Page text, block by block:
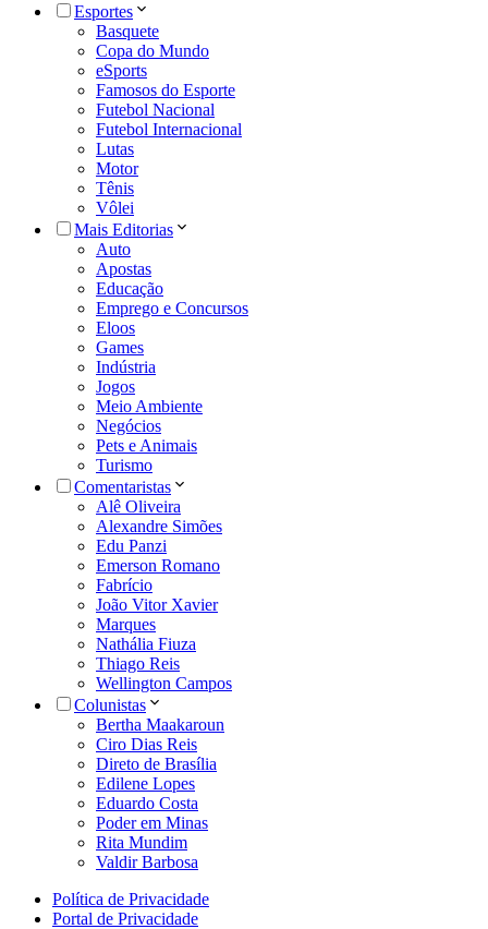
Esportes
Basquete
Copa do Mundo
eSports
Famosos do Esporte
Futebol Nacional
Futebol Internacional
Lutas
Motor
Tênis
Vôlei
Mais Editorias
Auto
Apostas
Educação
Emprego e Concursos
Eloos
Games
Indústria
Jogos
Meio Ambiente
Negócios
Pets e Animais
Turismo
Comentaristas
Alê Oliveira
Alexandre Simões
Edu Panzi
Emerson Romano
Fabrício
João Vitor Xavier
Marques
Nathália Fiuza
Thiago Reis
Wellington Campos
Colunistas
Bertha Maakaroun
Ciro Dias Reis
Direto de Brasília
Edilene Lopes
Eduardo Costa
Poder em Minas
Rita Mundim
Valdir Barbosa
Política de Privacidade
Portal de Privacidade